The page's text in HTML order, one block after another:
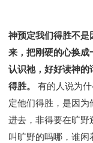
神预定我们得胜不是
来，把刚硬的心换成
认识祂，好好读神的
得胜。
有的人说为
定他们得胜，是因
进去，非得要在旷野
叫旷野的吗哪，谁闲